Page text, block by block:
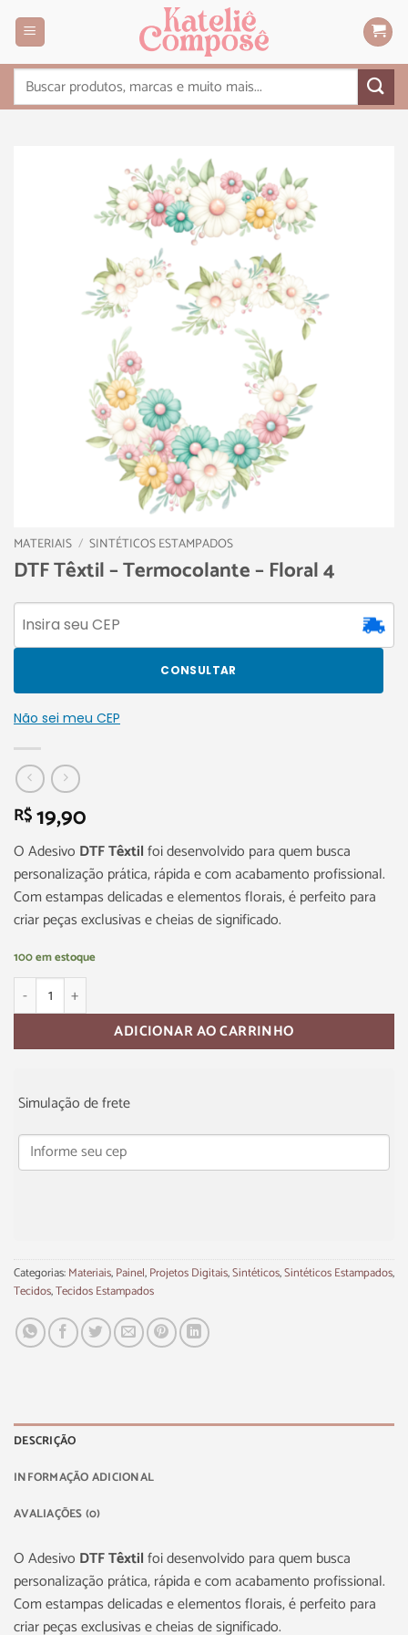
MATERIAIS / SINTÉTICOS ESTAMPADOS
DTF Têxtil – Termocolante – Floral 4
CONSULTAR
Não sei meu CEP
R$19,90
O Adesivo DTF Têxtilfoi desenvolvido para quem busca
personalização prática, rápida e com acabamento profissional.
Com estampas delicadas e elementos florais, é perfeito para
criar peças exclusivas e cheias de significado.
100 em estoque
ADICIONAR AO CARRINHO
Simulação de frete
Categorias:Materiais,Painel,Projetos Digitais,Sintéticos,Sintéticos Estampados,
Tecidos,Tecidos Estampados
DESCRIÇÃO
INFORMAÇÃO ADICIONAL
AVALIAÇÕES (0)
O Adesivo DTF Têxtilfoi desenvolvido para quem busca
personalização prática, rápida e com acabamento profissional.
Com estampas delicadas e elementos florais, é perfeito para
criar peças exclusivas e cheias de significado.